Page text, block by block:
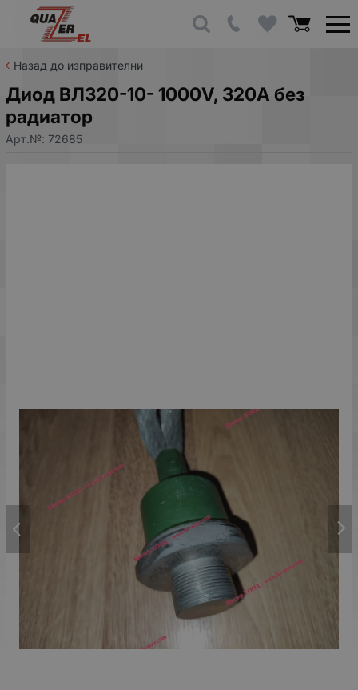
Назад до изправителни
Диод ВЛ320-10- 1000V, 320A без
радиатор
Арт.№: 72685